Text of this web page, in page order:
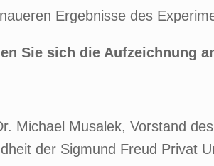
Ergebnisse des
Sie sich die Aufzeichnung
Michael Musalek, Vorstand
der Sigmund Freud Privat